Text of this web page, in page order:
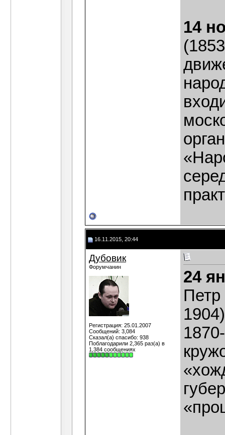
14
16.11.2015, 20:44
Дубовик
Форумчанин
Регистрация: 25.01.2007
Сообщений: 3,084
Сказал(а) спасибо: 938
Поблагодарили 2,365 раз(а) в
1,384 сообщениях
24
Петр